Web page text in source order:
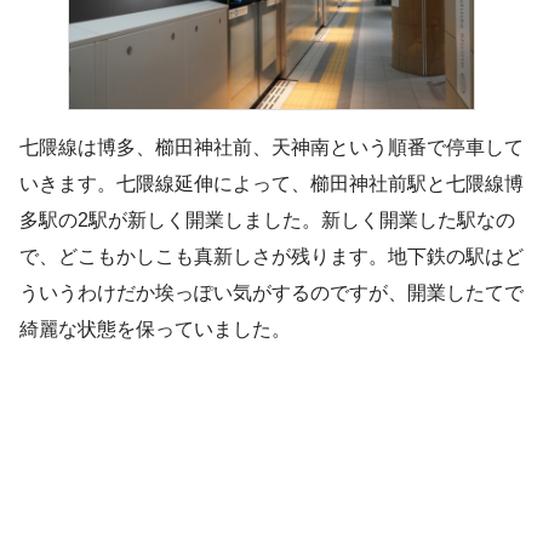
七隈線は博多、櫛田神社前、天神南という順番で停車して
いきます。七隈線延伸によって、櫛田神社前駅と七隈線博
多駅の2駅が新しく開業しました。新しく開業した駅なの
で、どこもかしこも真新しさが残ります。地下鉄の駅はど
ういうわけだか埃っぽい気がするのですが、開業したてで
綺麗な状態を保っていました。